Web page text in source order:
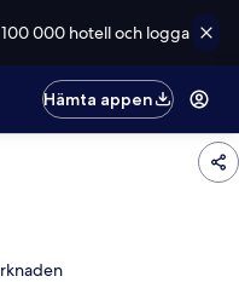
100 000 hotell och logga
Hämta appen